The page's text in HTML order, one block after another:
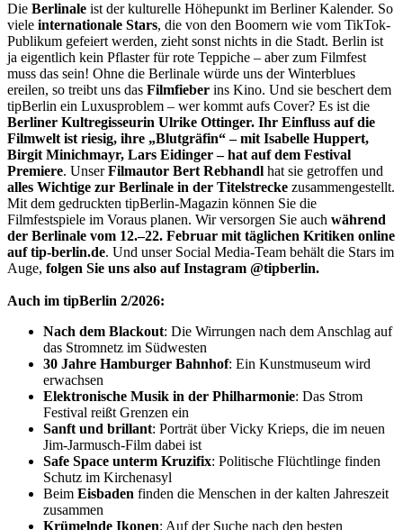
Die Berlinale ist der kulturelle Höhepunkt im Berliner Kalender. So
viele internationale Stars, die von den Boomern wie vom TikTok-
Publikum gefeiert werden, zieht sonst nichts in die Stadt. Berlin ist
ja eigentlich kein Pflaster für rote Teppiche – aber zum Filmfest
muss das sein! Ohne die Berlinale würde uns der Winterblues
ereilen, so treibt uns das Filmfieber ins Kino. Und sie beschert dem
tipBerlin ein Luxusproblem – wer kommt aufs Cover? Es ist die
Berliner Kultregisseurin Ulrike Ottinger. Ihr Einfluss auf die
Filmwelt ist riesig, ihre „Blutgräfin“ – mit Isabelle Huppert,
Birgit Minichmayr, Lars Eidinger – hat auf dem Festival
Premiere. UnserFilmautor Bert Rebhandl hat sie getroffen und
alles Wichtige zur Berlinale in der Titelstrecke zusammengestellt.
Mit dem gedruckten tipBerlin-Magazin können Sie die
Filmfestspiele im Voraus planen. Wir versorgen Sie auch während
der Berlinale vom 12.–22. Februar mit täglichen Kritiken online
auftip-berlin.de. Und unser Social Media-Team behält die Stars im
Auge, folgen Sie uns also auf Instagram @tipberlin.
Auch im tipBerlin 2/2026:
Nach dem Blackout: Die Wirrungen nach dem Anschlag auf
das Stromnetz im Südwesten
30 Jahre Hamburger Bahnhof: Ein Kunstmuseum wird
erwachsen
Elektronische Musik in der Philharmonie: Das Strom
Festival reißt Grenzen ein
Sanft und brillant: Porträt über Vicky Krieps, die im neuen
Jim-Jarmusch-Film dabei ist
Safe Space unterm Kruzifix: Politische Flüchtlinge finden
Schutz im Kirchenasyl
Beim Eisbaden finden die Menschen in der kalten Jahreszeit
zusammen
Krümelnde Ikonen: Auf der Suche nach den besten